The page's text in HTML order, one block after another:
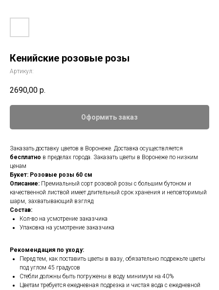
Кенийские розовые розы
Артикул:
2690,00 р.
Оформить заказ
Заказать доставку цветов в Воронеже. Доставка осуществляется
бесплатно в пределах города. Заказать цветы в Воронеже по низким
ценам
Букет: Розовые розы 60 см
Описание: Премиальный сорт розовой розы с большим бутоном и
качественной листвой имеет длительный срок хранения и неповторимый
шарм, захватывающий взгляд
Состав:
Кол-во на усмотрение заказчика
Упаковка на усмотрение заказчика
Рекомендация по уходу:
Перед тем, как поставить цветы в вазу, обязательно подрежьте цветы
под углом 45 градусов
Стебли должны быть погружены в воду минимум на 40%
Цветам требуется ежедневная подрезка и чистая вода с ежедневной